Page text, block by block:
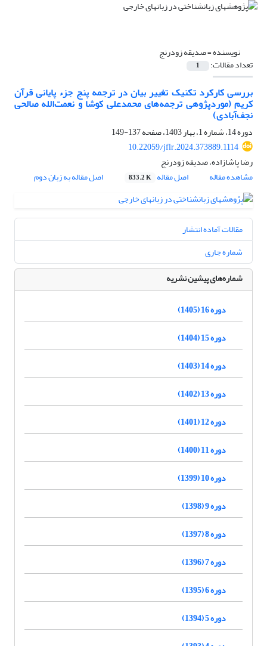
نویسنده =صدیقه زودرنج
تعداد مقالات: 1
بررسی کارکرد تکنیک تغییر بیان در ترجمه پنج جزء پایانی قرآن
کریم (موردپژوهی ترجمه‌های محمدعلی کوشا و نعمت‌الله صالحی
نجف‌آبادی)
دوره 14، شماره 1، بهار 1403، صفحه
137-149
10.22059/jflr.2024.373889.1114
رضا پاشازاده، صدیقه زودرنج
مشاهده مقاله
اصل مقاله 833.2 K اصل مقاله به زبان دوم
مقالات آماده انتشار
شماره جاری
شماره‌های پیشین نشریه
دوره 16 (1405)
دوره 15 (1404)
دوره 14 (1403)
دوره 13 (1402)
دوره 12 (1401)
دوره 11 (1400)
دوره 10 (1399)
دوره 9 (1398)
دوره 8 (1397)
دوره 7 (1396)
دوره 6 (1395)
دوره 5 (1394)